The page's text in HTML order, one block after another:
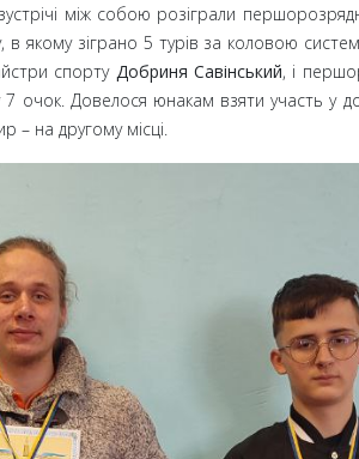
між собою розіграли
в якому зіграно 5 турів за коловою
спорту Добриня Савінський, і
Довелося юнакам взяти участь у
– на другому місці.